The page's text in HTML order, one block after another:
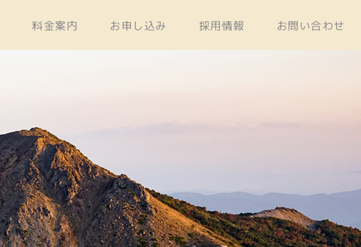
料金案内 お申し込み 採用情報 お問い合わせ